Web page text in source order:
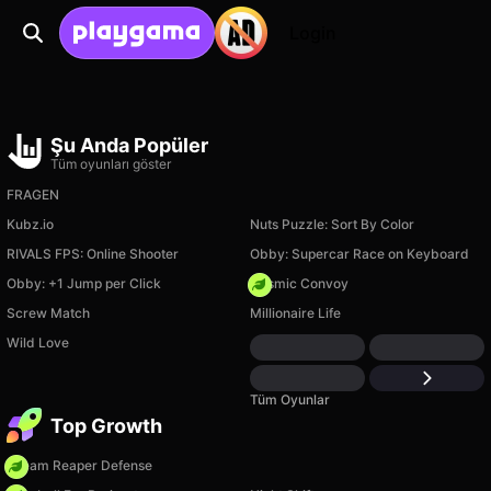
Şu Anda Popüler
Tüm oyunları göster
FRAGEN
Kubz.io
Nuts Puzzle: Sort By Color
RIVALS FPS: Online Shooter
Obby: Supercar Race on Keyboard
Obby: +1 Jump per Click
Cosmic Convoy
Screw Match
Millionaire Life
Wild Love
Tüm Oyunlar
Top Growth
Dream Reaper Defense